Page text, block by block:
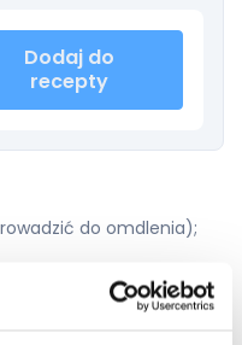
Dodaj do
recepty
do omdlenia);